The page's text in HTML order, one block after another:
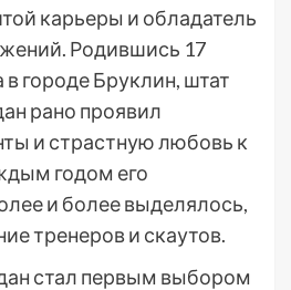
карьеры и обладатель
Родившись 17
в городе Бруклин, штат
рано проявил
и страстную любовь к
годом его
и более выделялось,
тренеров и скаутов.
стал первым выбором